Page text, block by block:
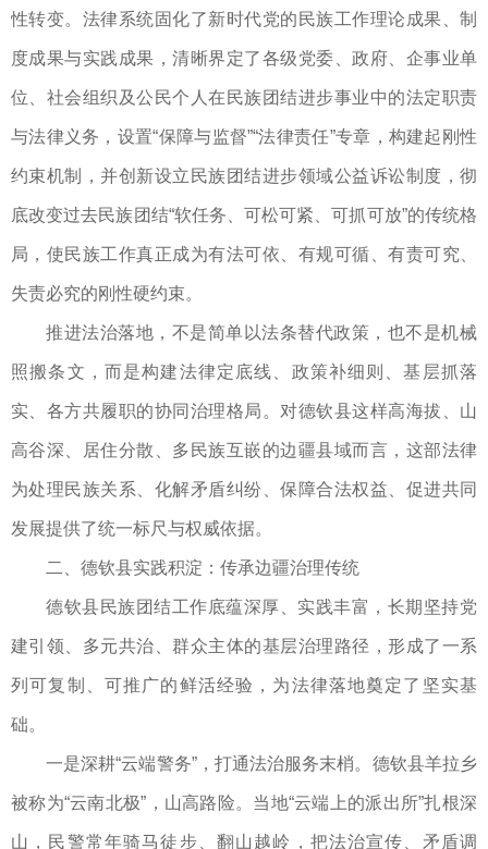
性转变。法律系统固化了新时代党的民族工作理论成果、制
度成果与实践成果，清晰界定了各级党委、政府、企事业单
位、社会组织及公民个人在民族团结进步事业中的法定职责
与法律义务，设置“保障与监督”“法律责任”专章，构建起刚性
约束机制，并创新设立民族团结进步领域公益诉讼制度，彻
底改变过去民族团结“软任务、可松可紧、可抓可放”的传统格
局，使民族工作真正成为有法可依、有规可循、有责可究、
失责必究的刚性硬约束。
推进法治落地，不是简单以法条替代政策，也不是机械
照搬条文，而是构建法律定底线、政策补细则、基层抓落
实、各方共履职的协同治理格局。对德钦县这样高海拔、山
高谷深、居住分散、多民族互嵌的边疆县域而言，这部法律
为处理民族关系、化解矛盾纠纷、保障合法权益、促进共同
发展提供了统一标尺与权威依据。
二、德钦县实践积淀：传承边疆治理传统
德钦县民族团结工作底蕴深厚、实践丰富，长期坚持党
建引领、多元共治、群众主体的基层治理路径，形成了一系
列可复制、可推广的鲜活经验，为法律落地奠定了坚实基
础。
一是深耕“云端警务”，打通法治服务末梢。​德钦县羊拉乡
被称为“云南北极”，山高路险。当地“云端上的派出所”扎根深
山，民警常年骑马徒步、翻山越岭，把法治宣传、矛盾调